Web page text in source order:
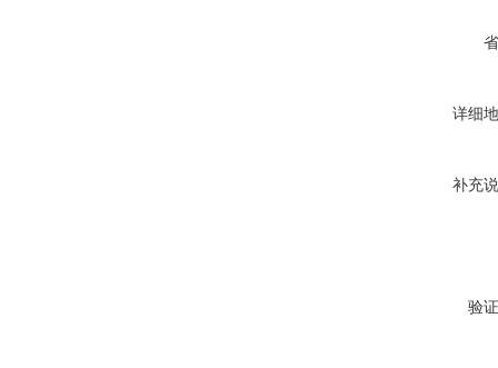
详细
补充
验